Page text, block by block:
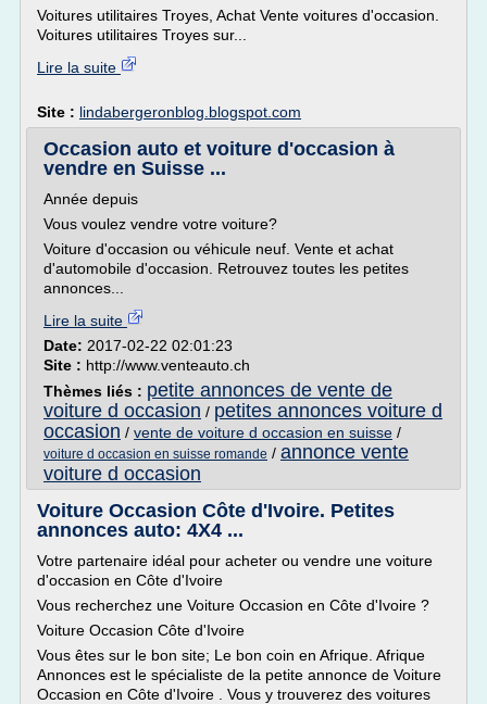
Voitures utilitaires Troyes, Achat Vente voitures d'occasion.
Voitures utilitaires Troyes sur...
Lire la suite
Site : lindabergeronblog.blogspot.com
Occasion auto et voiture d'occasion à
vendre en Suisse ...
Année depuis
Vous voulez vendre votre voiture?
Voiture d'occasion ou véhicule neuf. Vente et achat
d'automobile d'occasion. Retrouvez toutes les petites
annonces...
Lire la suite
Date: 2017-02-22 02:01:23
Site : http://www.venteauto.ch
Thèmes liés : petite annonces de vente de
voiture d occasion / petites annonces voiture d
occasion / vente de voiture d occasion en suisse /
voiture d occasion en suisse romande / annonce vente
voiture d occasion
Voiture Occasion Côte d'Ivoire. Petites
annonces auto: 4X4 ...
Votre partenaire idéal pour acheter ou vendre une voiture
d'occasion en Côte d'Ivoire
Vous recherchez une Voiture Occasion en Côte d'Ivoire ?
Voiture Occasion Côte d'Ivoire
Vous êtes sur le bon site; Le bon coin en Afrique. Afrique
Annonces est le spécialiste de la petite annonce de Voiture
Occasion en Côte d'Ivoire . Vous y trouverez des voitures